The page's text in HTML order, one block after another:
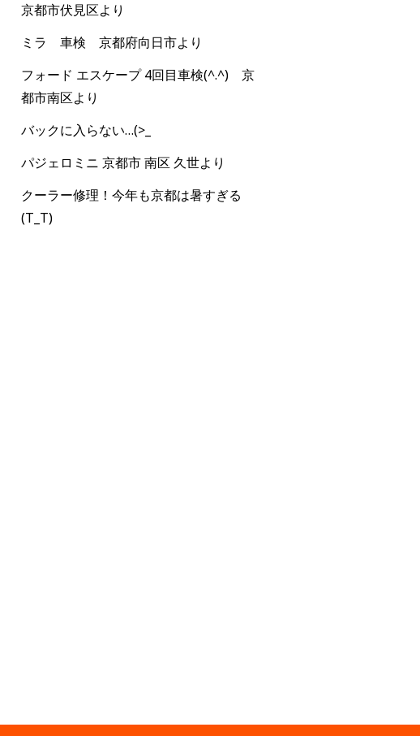
京都市伏見区より
ミラ 車検 京都府向日市より
フォード エスケープ 4回目車検(^.^) 京
都市南区より
バックに入らない…(>_
パジェロミニ 京都市 南区 久世より
クーラー修理！今年も京都は暑すぎる
(T_T)